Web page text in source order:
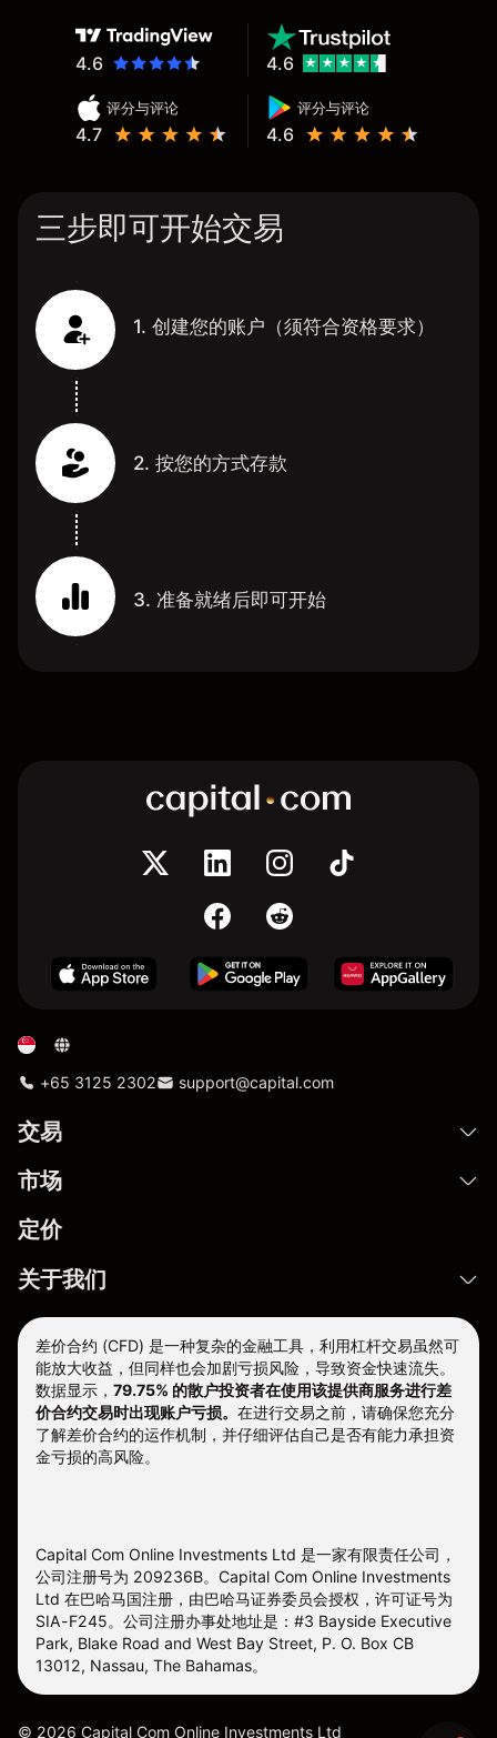
4.6
评分与评论
4.7
评分与评论
4.6
4.6
三步即可开始交易
1. 创建您的账户（须符合资格要求）
2. 按您的方式存款
3. 准备就绪后即可开始
+65 3125 2302 support@capital.com
交易
市场
定价
关于我们
差价合约 (CFD) 是一种复杂的金融工具，利用杠杆交易虽然可
能放大收益，但同样也会加剧亏损风险，导致资金快速流失。
数据显示， 79.75% 的散户投资者在使用该提供商服务进行差
价合约交易时出现账户亏损。 在进行交易之前，请确保您充分
了解差价合约的运作机制，并仔细评估自己是否有能力承担资
金亏损的高风险。
Capital Com Online Investments Ltd 是一家有限责任公司，
公司注册号为 209236B。Capital Com Online Investments
Ltd 在巴哈马国注册，由巴哈马证券委员会授权，许可证号为
SIA-F245。公司注册办事处地址是：#3 Bayside Executive
Park, Blake Road and West Bay Street, P. O. Box CB
13012, Nassau, The Bahamas。
© 2026 Capital Com Online Investments Ltd